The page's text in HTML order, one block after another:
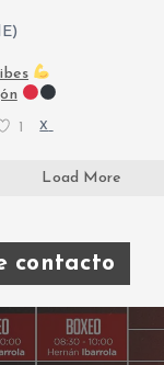
1 X
Load More
contacto